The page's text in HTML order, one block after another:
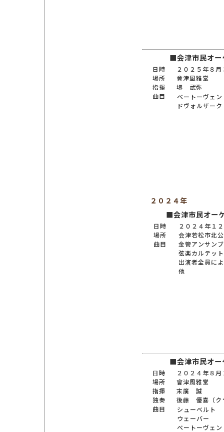
■会津市民オー
日時
２０２５年８
場所
會津風雅堂
指揮
堺 武弥
曲目
ベートーヴェン
ドヴォルザーク
２０２４年
■会津市民オー
日時
２０２４年１
場所
会津若松市北
曲目
金管アンサン
弦楽カルテット
出演者全員に
他
■会津市民オー
日時
２０２４年８
場所
會津風雅堂
指揮
末廣 誠
独奏
後藤 優喜（ク
曲目
シューベルト
ウェーバー
ベートーヴェン